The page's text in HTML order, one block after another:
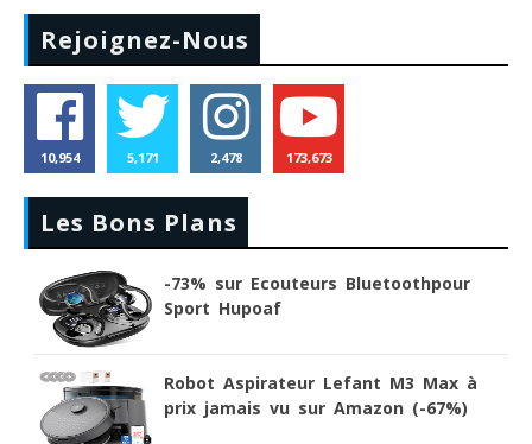
Rejoignez-Nous
10,954 5,171 2,478 173,673
Les Bons Plans
-73% sur Ecouteurs Bluetoothpour
Sport Hupoaf
Robot Aspirateur Lefant M3 Max à
prix jamais vu sur Amazon (-67%)